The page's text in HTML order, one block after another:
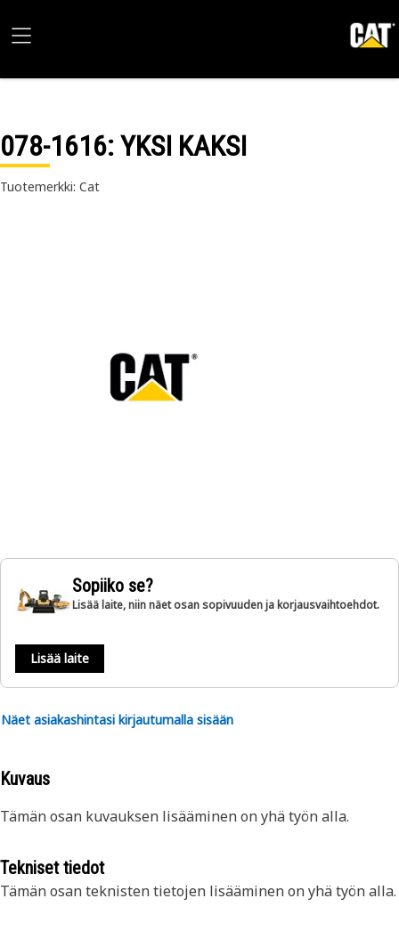
078-1616: YKSI KAKSI
Tuotemerkki: Cat
Sopiiko se?
Lisää laite, niin näet osan sopivuuden ja korjausvaihtoehdot.
Lisää laite
Näet asiakashintasi kirjautumalla sisään
Kuvaus
Tämän osan kuvauksen lisääminen on yhä työn alla.
Tekniset tiedot
Tämän osan teknisten tietojen lisääminen on yhä työn alla.